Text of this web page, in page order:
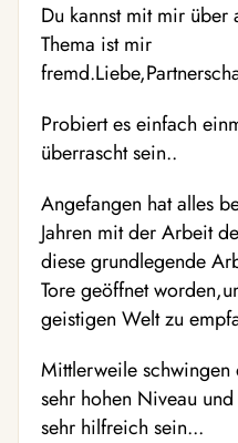
Du kannst mit mir über
Thema ist mir
Probiert es einfach
überrascht sein..
Angefangen hat alles
Jahren mit der Arbeit
diese grundlegende
Tore geöffnet
geistigen Welt zu
Mittlerweile schwingen
sehr hohen Niveau
sehr hilfreich sein...